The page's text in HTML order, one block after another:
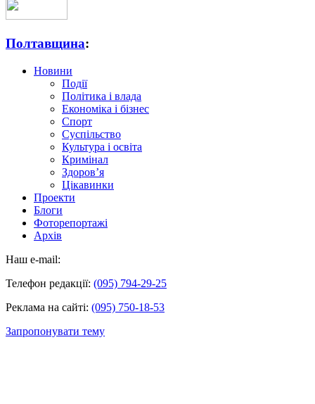
Полтавщина:
Новини
Події
Політика і влада
Економіка і бізнес
Спорт
Суспільство
Культура і освіта
Кримінал
Здоров’я
Цікавинки
Проекти
Блоги
Фоторепортажі
Архів
Наш e-mail:
Телефон редакції: (095) 794-29-25
Реклама на сайті: (095) 750-18-53
Запропонувати тему